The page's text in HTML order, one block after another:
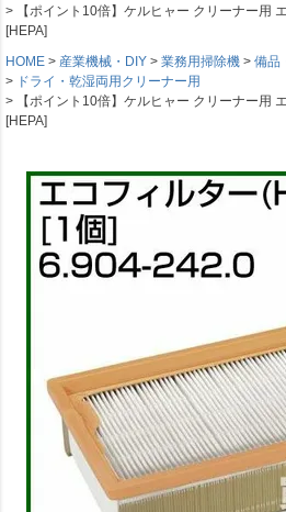
【ポイント10倍】ケルヒャー クリーナー用
[HEPA]
HOME
産業機械・DIY 業務用掃除機
備品
ドライ・乾湿両用クリーナー用
【ポイント10倍】ケルヒャー クリーナー用
[HEPA]